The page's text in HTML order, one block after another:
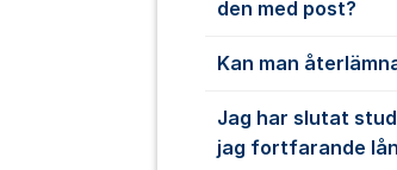
den med post?
Kan man
Jag har slutat
jag fortfarande